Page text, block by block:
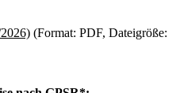
(Format: PDF, Dateigröße: